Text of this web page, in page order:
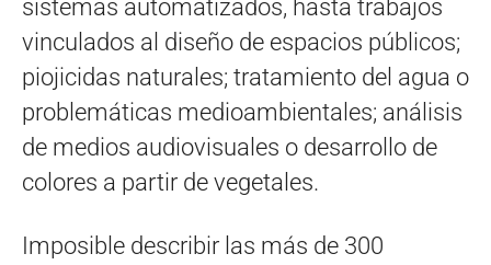
sistemas automatizados, hasta trabajos
vinculados al diseño de espacios públicos;
piojicidas naturales; tratamiento del agua o
problemáticas medioambientales; análisis
de medios audiovisuales o desarrollo de
colores a partir de vegetales.
Imposible describir las más de 300